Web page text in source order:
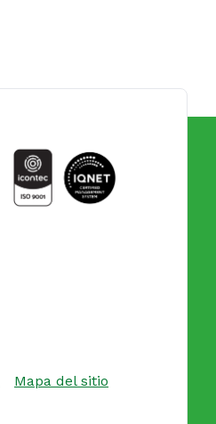
Mapa del sitio